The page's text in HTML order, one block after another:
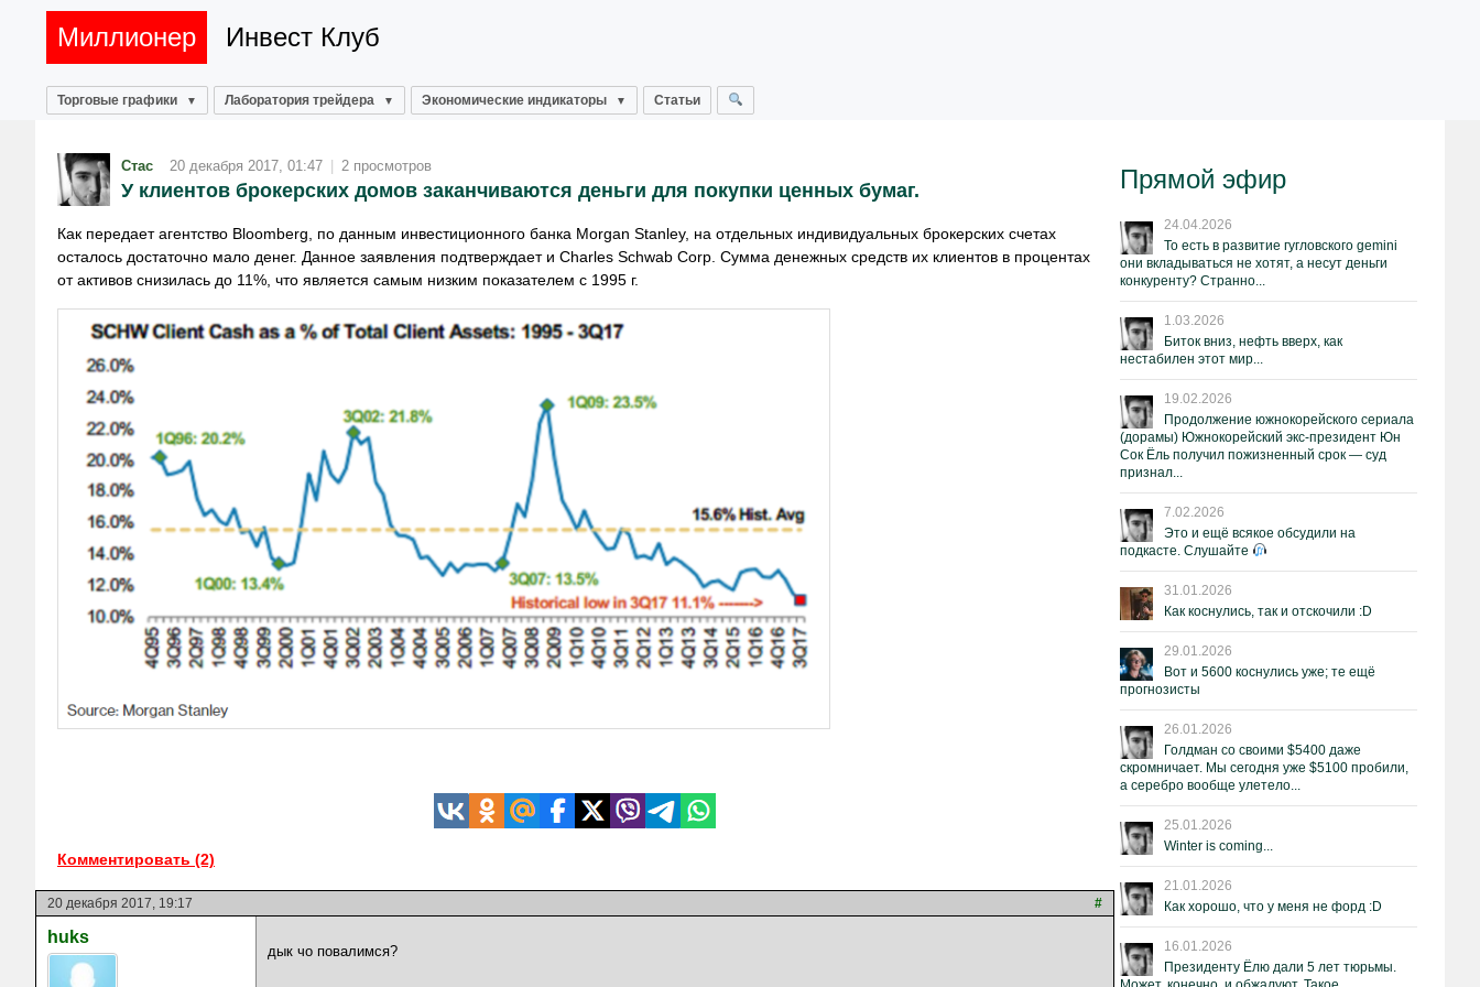
Миллионер Инвест Клуб
Торговые графики Лаборатория трейдера Экономические индикаторы Статьи
Стас 20 декабря 2017, 01:47 | 2 просмотров
У клиентов брокерских домов заканчиваются деньги для покупки ценных бумаг.
Как передает агентство Bloomberg, по данным инвестиционного банка Morgan Stanley, на отдельных индивидуальных брокерских счетах
осталось достаточно мало денег. Данное заявления подтверждает и Charles Schwab Corp. Сумма денежных средств их клиентов в процентах
от активов снизилась до 11%, что является самым низким показателем с 1995 г.
Комментировать (2)
20 декабря 2017, 19:17 #
huks
дык чо повалимся?
Прямой эфир
24.04.2026
То есть в развитие гугловского gemini
они вкладываться не хотят, а несут деньги
конкуренту? Странно...
1.03.2026
Биток вниз, нефть вверх, как
нестабилен этот мир...
19.02.2026
Продолжение южнокорейского сериала
(дорамы) Южнокорейский экс-президент Юн
Сок Ёль получил пожизненный срок — суд
признал...
7.02.2026
Это и ещё всякое обсудили на
подкасте. Слушайте
31.01.2026
Как коснулись, так и отскочили :D
29.01.2026
Вот и 5600 коснулись уже; те ещё
прогнозисты
26.01.2026
Голдман со своими $5400 даже
скромничает. Мы сегодня уже $5100 пробили,
а серебро вообще улетело...
25.01.2026
Winter is coming...
21.01.2026
Как хорошо, что у меня не форд :D
16.01.2026
Президенту Ёлю дали 5 лет тюрьмы.